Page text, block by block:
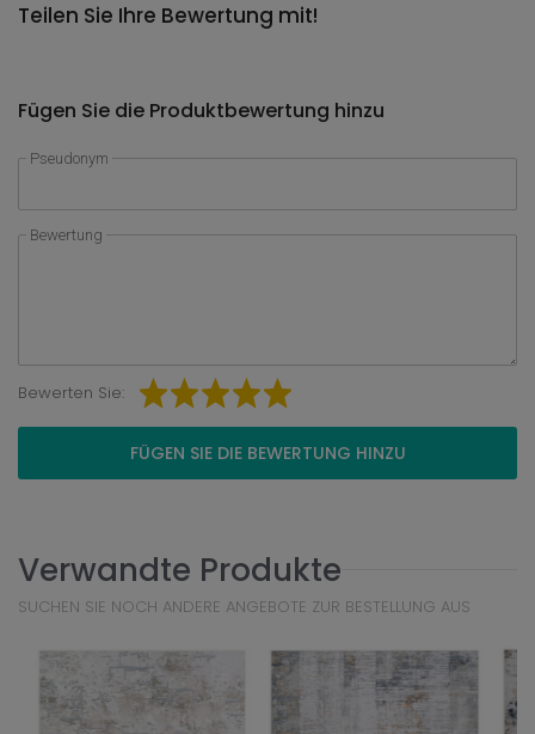
Teilen Sie Ihre Bewertung mit!
Fügen Sie die Produktbewertung hinzu
Pseudonym
Bewertung
Bewerten Sie:
FÜGEN SIE DIE BEWERTUNG HINZU
Verwandte Produkte
SUCHEN SIE NOCH ANDERE ANGEBOTE ZUR BESTELLUNG AUS